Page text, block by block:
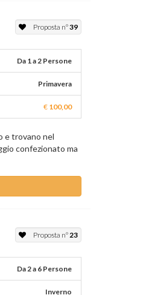
Proposta n°39
Da 1 a 2 Persone
Primavera
€ 100,00
e trovano nel
confezionato ma
Proposta n°23
Da 2 a 6 Persone
Inverno